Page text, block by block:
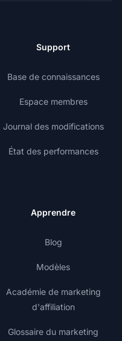
Support
Base de connaissances
Espace membres
Journal des modifications
État des performances
Apprendre
Blog
Modèles
Académie de marketing
d'affiliation
Glossaire du marketing